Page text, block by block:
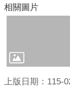
相關圖片
上版日期：115-